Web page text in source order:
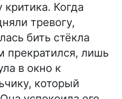
Когда
тревогу,
бить стёкла
прекратился, лишь
в окно к
который